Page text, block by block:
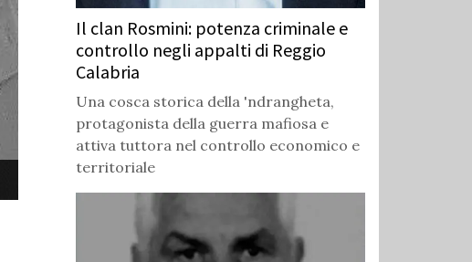
Il clan Rosmini: potenza criminale e
controllo negli appalti di Reggio
Calabria
Una cosca storica della 'ndrangheta,
protagonista della guerra mafiosa e
attiva tuttora nel controllo economico e
territoriale